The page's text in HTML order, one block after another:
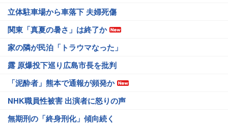
立体駐車場から車落下 夫婦死傷
関東「真夏の暑さ」は終了か
家の隣が民泊「トラウマなった」
露 原爆投下巡り広島市長を批判
「泥酔者」熊本で通報が頻発か
NHK職員性被害 出演者に怒りの声
無期刑の「終身刑化」傾向続く